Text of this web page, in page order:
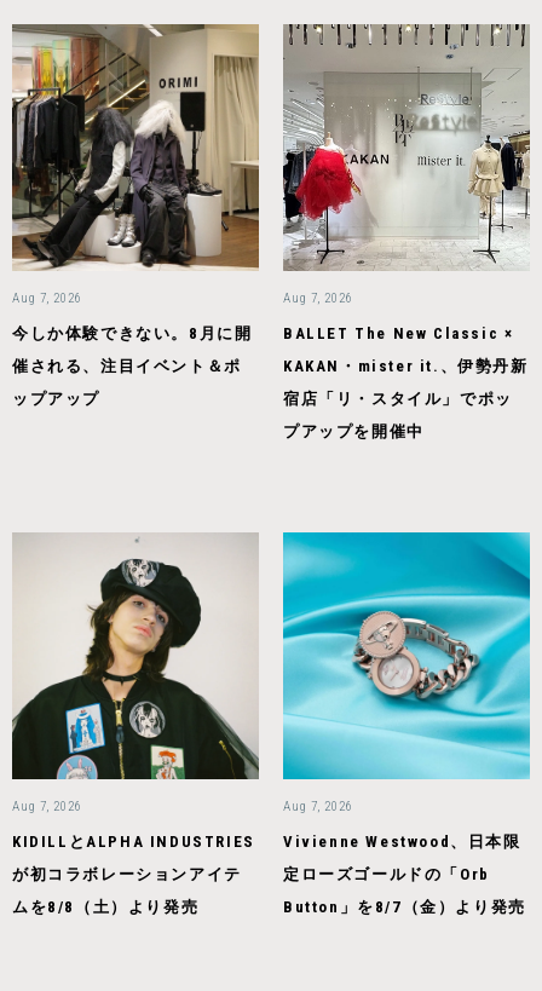
Aug 7, 2026
今しか体験できない。8月に開
催される、注目イベント＆ポ
ップアップ
Aug 7, 2026
BALLET The New Classic ×
KAKAN・mister it.、伊勢丹新
宿店「リ・スタイル」でポッ
プアップを開催中
Aug 7, 2026
KIDILLとALPHA INDUSTRIES
が初コラボレーションアイテ
ムを8/8（土）より発売
Aug 7, 2026
Vivienne Westwood、日本限
定ローズゴールドの「Orb
Button」を8/7（金）より発売